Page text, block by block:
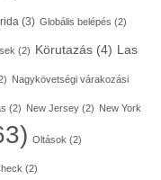
(3) Globális belépés (2)
(2) Körutazás (4) Las
Nagykövetségi várakozási
(2) New Jersey (2) New York
Oltások (2)
(2)